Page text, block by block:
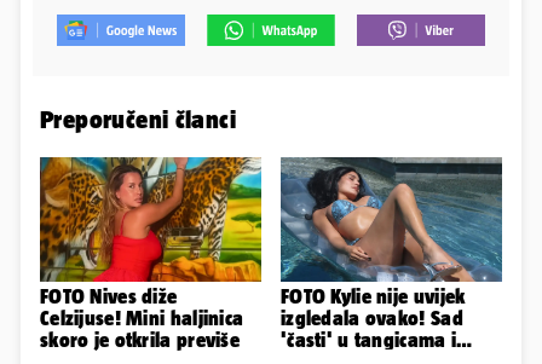
Preporučeni članci
FOTO Nives diže
Celzijuse! Mini haljinica
skoro je otkrila previše
FOTO Kylie nije uvijek
izgledala ovako! Sad
'časti' u tangicama i